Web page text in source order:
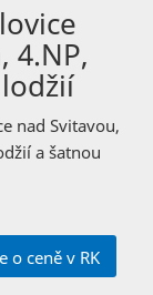
4.NP,
nad Svitavou,
a šatnou
o ceně v RK